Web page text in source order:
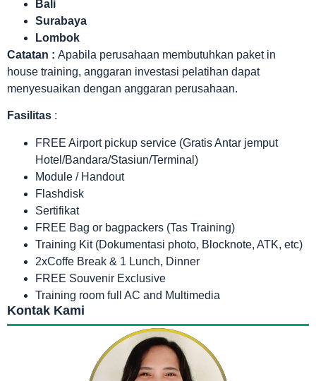
Bali
Surabaya
Lombok
Catatan : Apabila perusahaan membutuhkan paket in
house training, anggaran investasi pelatihan dapat
menyesuaikan dengan anggaran perusahaan.
Fasilitas :
FREE Airport pickup service (Gratis Antar jemput
Hotel/Bandara/Stasiun/Terminal)
Module / Handout
Flashdisk
Sertifikat
FREE Bag or bagpackers (Tas Training)
Training Kit (Dokumentasi photo, Blocknote, ATK, etc)
2xCoffe Break & 1 Lunch, Dinner
FREE Souvenir Exclusive
Training room full AC and Multimedia
Kontak Kami